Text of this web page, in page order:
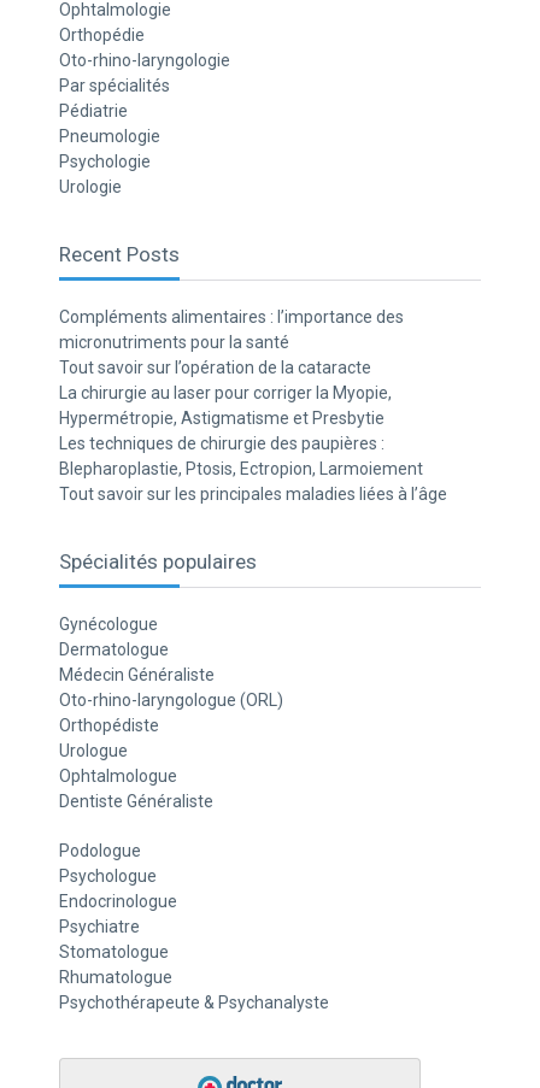
Ophtalmologie
Orthopédie
Oto-rhino-laryngologie
Par spécialités
Pédiatrie
Pneumologie
Psychologie
Urologie
Recent Posts
Compléments alimentaires : l’importance des
micronutriments pour la santé
Tout savoir sur l’opération de la cataracte
La chirurgie au laser pour corriger la Myopie,
Hypermétropie, Astigmatisme et Presbytie
Les techniques de chirurgie des paupières :
Blepharoplastie, Ptosis, Ectropion, Larmoiement
Tout savoir sur les principales maladies liées à l’âge
Spécialités populaires
Gynécologue
Dermatologue
Médecin Généraliste
Oto-rhino-laryngologue (ORL)
Orthopédiste
Urologue
Ophtalmologue
Dentiste Généraliste
Podologue
Psychologue
Endocrinologue
Psychiatre
Stomatologue
Rhumatologue
Psychothérapeute & Psychanalyste